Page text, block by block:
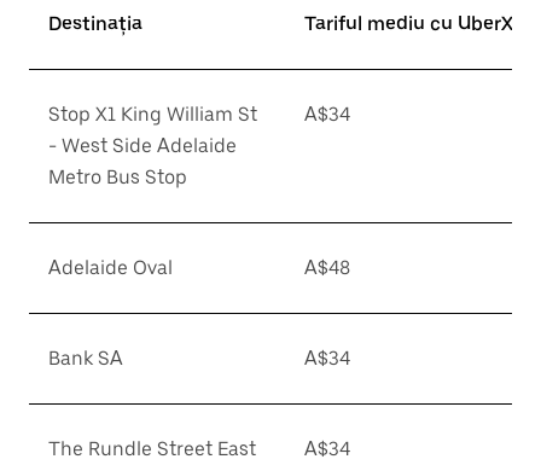
Destinația Tariful mediu cu UberX*
Stop X1 King William St
- West Side Adelaide
Metro Bus Stop
A$34
Adelaide Oval A$48
Bank SA A$34
The Rundle Street East A$34